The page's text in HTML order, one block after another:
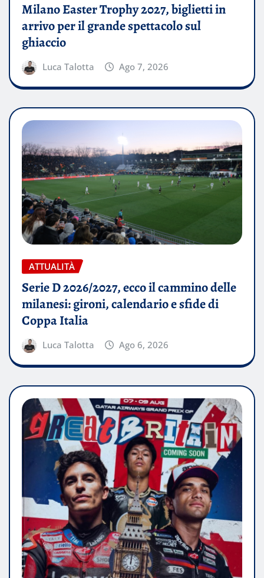
Milano Easter Trophy 2027, biglietti in
arrivo per il grande spettacolo sul
ghiaccio
Luca Talotta Ago 7, 2026
ATTUALITÀ
Serie D 2026/2027, ecco il cammino delle
milanesi: gironi, calendario e sfide di
Coppa Italia
Luca Talotta Ago 6, 2026